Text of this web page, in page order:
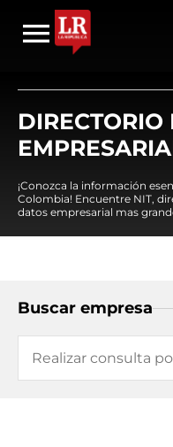
DIRECTORIO
¡Conozca la información
Colombia! Encuentre NIT,
datos empresarial mas
Buscar empresa